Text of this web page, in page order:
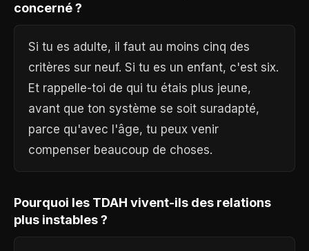
concerné ?
Si tu es adulte, il faut au moins cinq des
critères sur neuf. Si tu es un enfant, c'est six.
Et rappelle-toi de qui tu étais plus jeune,
avant que ton système se soit suradapté,
parce qu'avec l'âge, tu peux venir
compenser beaucoup de choses.
Pourquoi les TDAH vivent-ils des relations
plus instables ?